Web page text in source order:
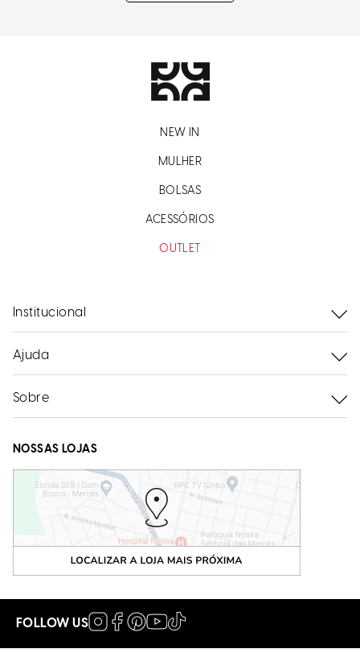
NEW IN
MULHER
BOLSAS
ACESSÓRIOS
OUTLET
Institucional
Ajuda
Sobre
NOSSAS LOJAS
FOLLOW US